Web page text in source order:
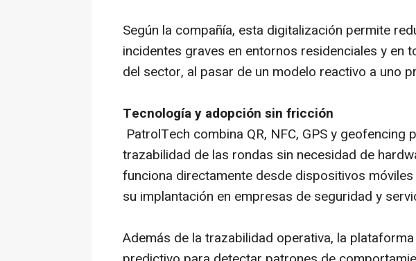
Según la compañía, esta digitalización permite
incidentes graves en entornos residenciales y en
del sector, al pasar de un modelo reactivo a uno
Tecnología y adopción sin fricción
PatrolTech combina QR, NFC, GPS y geofencing
trazabilidad de las rondas sin necesidad de
funciona directamente desde dispositivos
su implantación en empresas de seguridad y
Además de la trazabilidad operativa, la